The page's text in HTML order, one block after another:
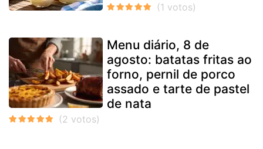
Menu diário, 8 de
agosto: batatas fritas ao
forno, pernil de porco
assado e tarte de pastel
de nata